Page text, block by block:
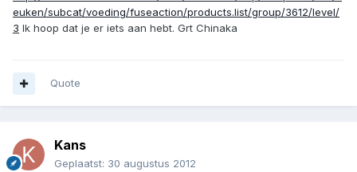
euken/subcat/voeding/fuseaction/products.list/group/3612/level/
3 Ik hoop dat je er iets aan hebt. Grt Chinaka
Quote
Kans
Geplaatst: 30 augustus 2012